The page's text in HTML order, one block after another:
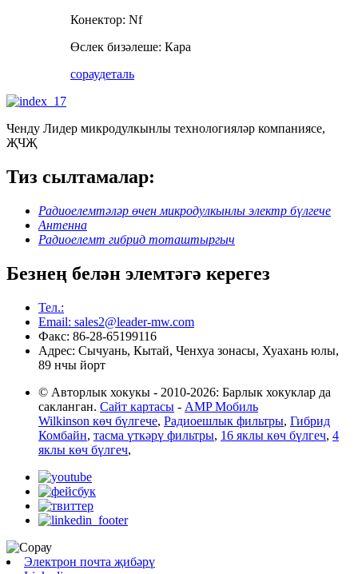
Конектор: Nf
Өслек бизәлеше: Кара
сораудеталь
Ченду Лидер микродулкынлы технологияләр компаниясе,
ҖЧҖ
Тиз сылтамалар:
Радиоелемтәләр өчен микродулкынлы электр бүлгече
Антенна
Радиоелемт гибрид тоташтыргыч
Безнең белән элемтәгә керегез
Тел.:
Email: sales2@leader-mw.com
Факс: 86-28-65199116
Адрес: Сычуань, Кытай, Ченхуа зонасы, Хуахань юлы,
89 нчы йорт
© Авторлык хокукы - 2010-2026: Барлык хокуклар да
сакланган. Сайт картасы - AMP Мобиль
Wilkinson көч бүлгече, Радиоешлык фильтры, Гибрид
Комбайн, тасма үткәрү фильтры, 16 яклы көч бүлгеч, 4
яклы көч бүлгеч,
Электрон почта җибәрү